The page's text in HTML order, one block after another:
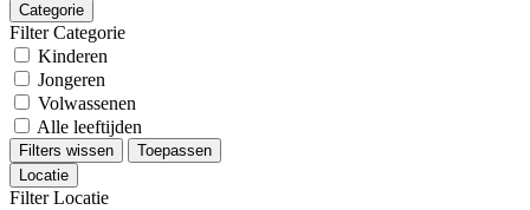
Categorie
Filter Categorie
Kinderen
Jongeren
Volwassenen
Alle leeftijden
Filters wissen
Toepassen
Locatie
Filter Locatie